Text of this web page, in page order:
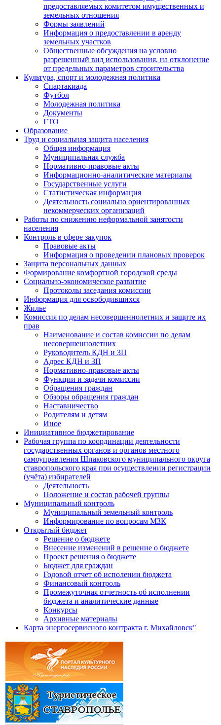
предоставляемых комитетом имущественных и
земельных отношения
Формы заявлений
Информация о предоставлении в аренду
земельных участков
Общественные обсуждения на условно
разрешенный вид использования, на отклонение
от предельных параметров строительства
Культура, спорт и молодежная политика
Спартакиада
Футбол
Молодежная политика
Документы
ГТО
Образование
Труд и социальная защита населения
Общая информация
Муниципальная служба
Нормативно-правовые акты
Информационно-аналитические материалы
Государственные услуги
Статистическая информация
Деятельность социально ориентированных
некоммерческих организаций
Работы по снижению неформальной занятости
населения
Контроль в сфере закупок
Правовые акты
Информация о проведении плановых проверок
Защита персональных данных
Формирование комфортной городской среды
Социально-экономическое развитие
Протоколы заседания комиссии
Информация для освободившихся
Жилье
Комиссия по делам несовершеннолетних и защите их
прав
Наименование и состав комиссии по делам
несовершеннолетних
Руководитель КДН и ЗП
Адрес КДН и ЗП
Нормативно-правовые акты
Функции и задачи комиссии
Обращения граждан
Обзоры обращения граждан
Наставничество
Родителям и детям
Иное
Инициативное бюджетирование
Рабочая группа по координации деятельности
государственных органов и органов местного
самоуправления Шпаковского муниципального округа
ставропольского края при осуществлении регистрации
(учёта) избирателей
Деятельность
Положение и состав рабочей группы
Муниципальный контроль
Муниципальный земельный контроль
Информирование по вопросам МЗК
Открытый бюджет
Решение о бюджете
Внесение изменений в решение о бюджете
Проект решения о бюджете
Бюджет для граждан
Годовой отчет об исполении бюджета
Финансовый контроль
Промежуточная отчетность об исполнении
бюджета и аналитические данные
Конкурсы
Архивные материалы
Карта энергосервисного контракта г. Михайловск"